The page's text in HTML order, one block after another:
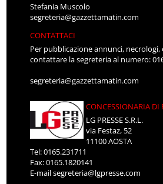
Stefania Muscolo
segreteria@gazzettamatin.com
CONTATTACI
Per pubblicazione annunci,
contattare la segreteria al numero:
segreteria@gazzettamatin.com
CONCESSIONARIA DI
LG PRESSE S.R.L.
via Festaz, 52
11100 AOSTA
Tel: 0165.231711
Fax: 0165.1820141
E-mailsegreteria@lgpresse.com